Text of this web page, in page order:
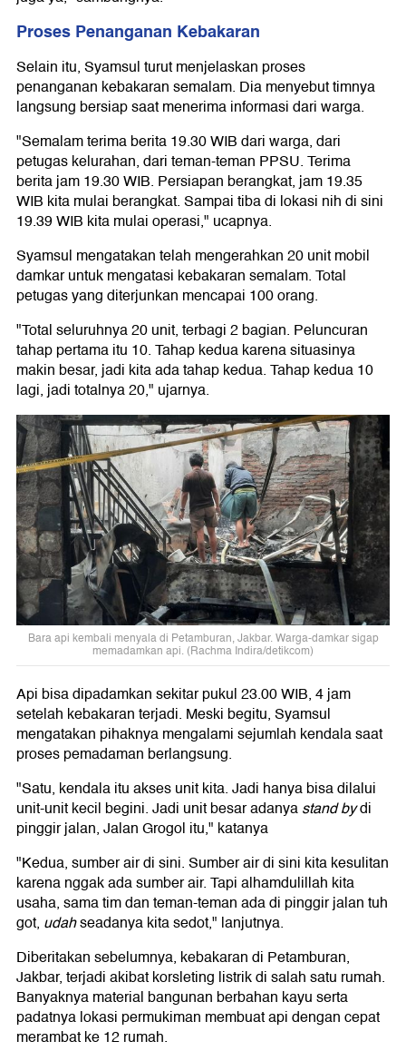
Proses Penanganan Kebakaran
Selain itu, Syamsul turut menjelaskan proses
penanganan kebakaran semalam. Dia menyebut timnya
langsung bersiap saat menerima informasi dari warga.
"Semalam terima berita 19.30 WIB dari warga, dari
petugas kelurahan, dari teman-teman PPSU. Terima
berita jam 19.30 WIB. Persiapan berangkat, jam 19.35
WIB kita mulai berangkat. Sampai tiba di lokasi nih di sini
19.39 WIB kita mulai operasi," ucapnya.
Syamsul mengatakan telah mengerahkan 20 unit mobil
damkar untuk mengatasi kebakaran semalam. Total
petugas yang diterjunkan mencapai 100 orang.
"Total seluruhnya 20 unit, terbagi 2 bagian. Peluncuran
tahap pertama itu 10. Tahap kedua karena situasinya
makin besar, jadi kita ada tahap kedua. Tahap kedua 10
lagi, jadi totalnya 20," ujarnya.
Bara api kembali menyala di Petamburan, Jakbar. Warga-damkar sigap
memadamkan api. (Rachma Indira/detikcom)
Api bisa dipadamkan sekitar pukul 23.00 WIB, 4 jam
setelah kebakaran terjadi. Meski begitu, Syamsul
mengatakan pihaknya mengalami sejumlah kendala saat
proses pemadaman berlangsung.
"Satu, kendala itu akses unit kita. Jadi hanya bisa dilalui
unit-unit kecil begini. Jadi unit besar adanyastand bydi
pinggir jalan, Jalan Grogol itu," katanya
"Kedua, sumber air di sini. Sumber air di sini kita kesulitan
karena nggak ada sumber air. Tapi alhamdulillah kita
usaha, sama tim dan teman-teman ada di pinggir jalan tuh
got, udahseadanya kita sedot," lanjutnya.
Diberitakan sebelumnya, kebakaran di Petamburan,
Jakbar, terjadi akibat korsleting listrik di salah satu rumah.
Banyaknya material bangunan berbahan kayu serta
padatnya lokasi permukiman membuat api dengan cepat
merambat ke 12 rumah.